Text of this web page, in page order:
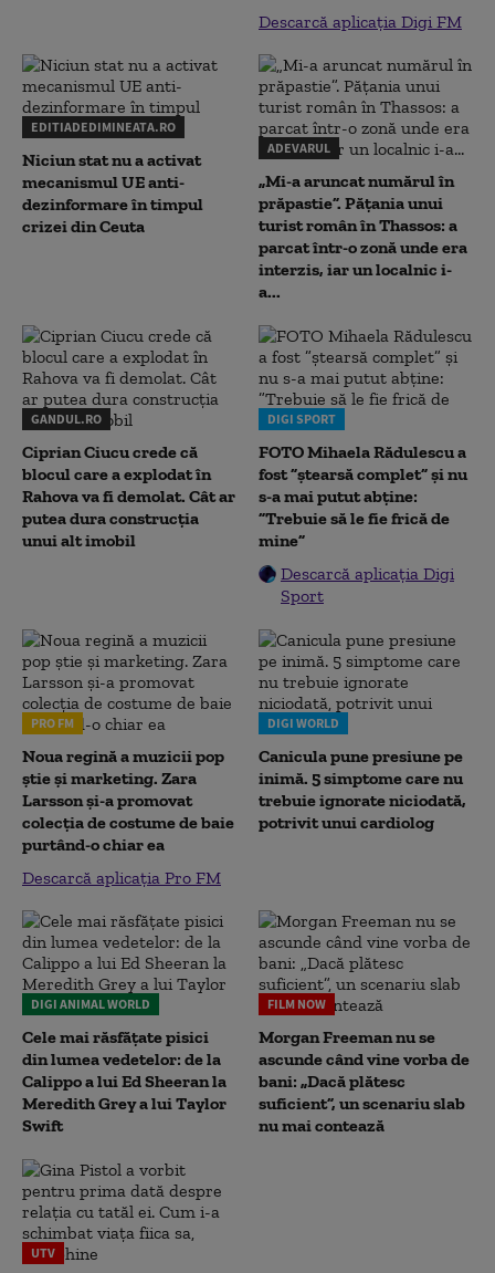
Descarcă aplicația Digi FM
EDITIADEDIMINEATA.RO
Niciun stat nu a activat
mecanismul UE anti-
dezinformare în timpul
crizei din Ceuta
ADEVARUL
„Mi-a aruncat numărul în
prăpastie”. Pățania unui
turist român în Thassos: a
parcat într-o zonă unde era
interzis, iar un localnic i-
a...
GANDUL.RO
Ciprian Ciucu crede că
blocul care a explodat în
Rahova va fi demolat. Cât ar
putea dura construcția
unui alt imobil
DIGI SPORT
FOTO Mihaela Rădulescu a
fost ”ștearsă complet” și nu
s-a mai putut abține:
”Trebuie să le fie frică de
mine”
Descarcă aplicația Digi
Sport
PRO FM
Noua regină a muzicii pop
știe și marketing. Zara
Larsson și-a promovat
colecția de costume de baie
purtând-o chiar ea
Descarcă aplicația Pro FM
DIGI WORLD
Canicula pune presiune pe
inimă. 5 simptome care nu
trebuie ignorate niciodată,
potrivit unui cardiolog
DIGI ANIMAL WORLD
Cele mai răsfățate pisici
din lumea vedetelor: de la
Calippo a lui Ed Sheeran la
Meredith Grey a lui Taylor
Swift
FILM NOW
Morgan Freeman nu se
ascunde când vine vorba de
bani: „Dacă plătesc
suficient”, un scenariu slab
nu mai contează
UTV